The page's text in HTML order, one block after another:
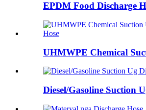
EPDM Food Discharge
UHMWPE Chemical
Diesel/Gasoline Suction